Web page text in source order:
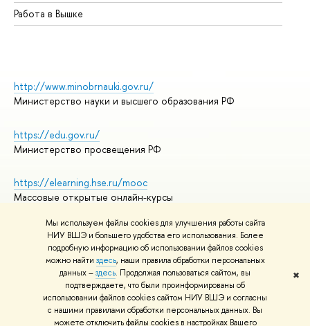
Мы используем файлы cookies для улучшения работы сайта
НИУ ВШЭ и большего удобства его использования. Более
подробную информацию об использовании файлов cookies
можно найти здесь, наши правила обработки персональных
данных –здесь. Продолжая пользоваться сайтом, вы
подтверждаете, что были проинформированы об
использовании файлов cookies сайтом НИУ ВШЭ и согласны
с нашими правилами обработки персональных данных. Вы
можете отключить файлы cookies в настройках Вашего
✖
Работа в Вышке
http://www.minobrnauki.gov.ru/
Министерство науки и высшего образования РФ
https://edu.gov.ru/
Министерство просвещения РФ
https://elearning.hse.ru/mooc
Массовые открытые онлайн-курсы
© НИУ ВШЭ 1993–2026
Адреса и контакты
Условия использования материалов
Политика конфиденциальности
Правила применения рекомендательных технологий в НИУ ВШЭ
Карта сайта